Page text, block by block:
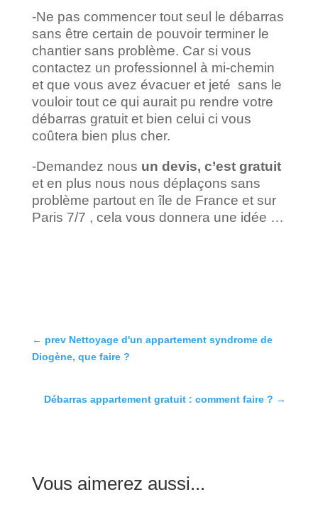
-Ne pas commencer tout seul le débarras
sans être certain de pouvoir terminer le
chantier sans problème. Car si vous
contactez un professionnel à mi-chemin
et que vous avez évacuer et jeté sans le
vouloir tout ce qui aurait pu rendre votre
débarras gratuit et bien celui ci vous
coûtera bien plus cher.
-Demandez nous un devis, c’est gratuit
et en plus nous nous déplaçons sans
problème partout en île de France et sur
Paris 7/7 , cela vous donnera une idée …
← prev Nettoyage d'un appartement syndrome de
Diogène, que faire ?
Débarras appartement gratuit : comment faire ? →
Vous aimerez aussi...